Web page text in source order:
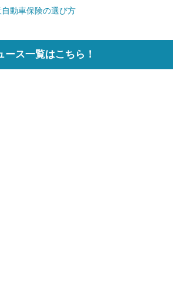
自動車保険の選び方
ース一覧はこちら！